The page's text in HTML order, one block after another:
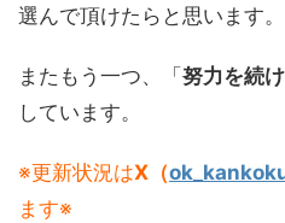
選んで頂けたらと思います。
またもう一つ、「努力を続
しています。
※更新状況はX（
ます※